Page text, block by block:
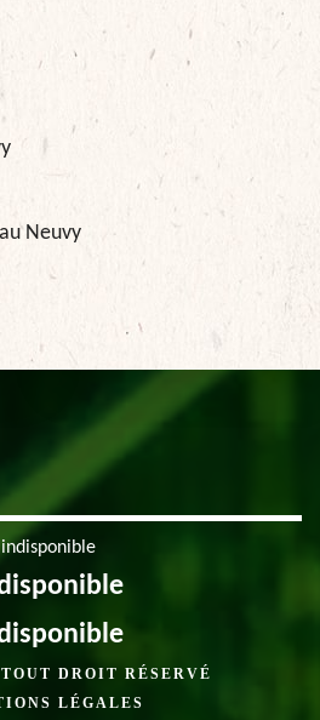
Neuvy
indisponible
DROIT RÉSERVÉ
LÉGALES